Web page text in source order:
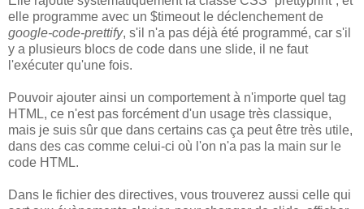
elle programme avec un $timeout le déclenchement de
google-code-prettify, s'il n'a pas déjà été programmé, car s'il
y a plusieurs blocs de code dans une slide, il ne faut
l'exécuter qu'une fois.
Pouvoir ajouter ainsi un comportement à n'importe quel tag
HTML, ce n'est pas forcément d'un usage très classique,
mais je suis sûr que dans certains cas ça peut être très utile,
dans des cas comme celui-ci où l'on n'a pas la main sur le
code HTML.
Dans le fichier des directives, vous trouverez aussi celle qui